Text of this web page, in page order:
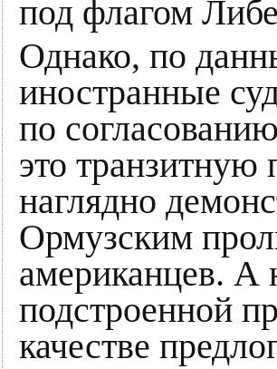
под флагом
Однако, по
иностранные
по
это транзитную
наглядно
Ормузским
американцев. А
подстроенной
качестве